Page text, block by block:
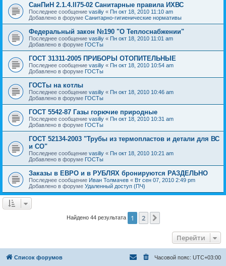
СанПиН 2.1.4.II75-02 Санитарные правила ИХВС
Последнее сообщение vasiliy « Пн окт 18, 2010 11:10 am
Добавлено в форуме Санитарно-гигиенические нормативы
Федеральный закон №190 "О Теплоснабжении"
Последнее сообщение vasiliy « Пн окт 18, 2010 11:01 am
Добавлено в форуме ГОСТы
ГОСТ 31311-2005 ПРИБОРЫ ОТОПИТЕЛЬНЫЕ
Последнее сообщение vasiliy « Пн окт 18, 2010 10:54 am
Добавлено в форуме ГОСТы
ГОСТы на котлы
Последнее сообщение vasiliy « Пн окт 18, 2010 10:46 am
Добавлено в форуме ГОСТы
ГОСТ 5542-87 Газы горючие природные
Последнее сообщение vasiliy « Пн окт 18, 2010 10:31 am
Добавлено в форуме ГОСТы
ГОСТ 52134-2003 "Трубы из термопластов и детали для ВС
и СО"
Последнее сообщение vasiliy « Пн окт 18, 2010 10:21 am
Добавлено в форуме ГОСТы
Заказы в ЕВРО и в РУБЛЯХ бронируются РАЗДЕЛЬНО
Последнее сообщение Иван Толмачев « Вт сен 07, 2010 2:49 pm
Добавлено в форуме Удаленный доступ (ПЧ)
Найдено 44 результата 1 2
Перейти
Список форумов Часовой пояс: UTC+03:00